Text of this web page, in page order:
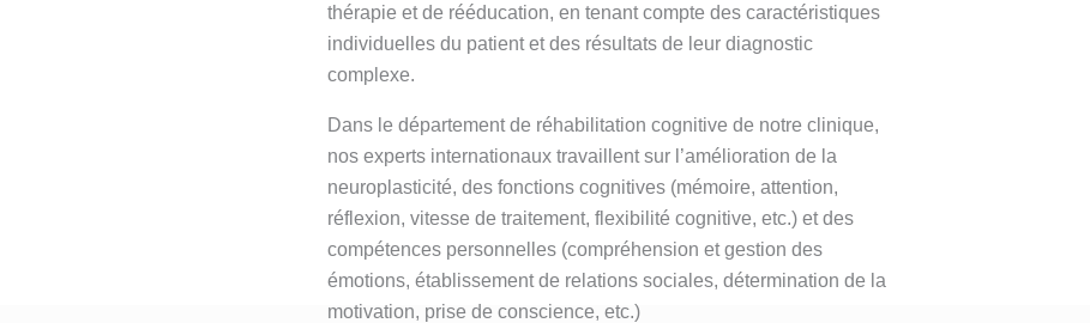
thérapie et de rééducation, en tenant compte des caractéristiques
individuelles du patient et des résultats de leur diagnostic
complexe.
Dans le département de réhabilitation cognitive de notre clinique,
nos experts internationaux travaillent sur l’amélioration de la
neuroplasticité, des fonctions cognitives (mémoire, attention,
réflexion, vitesse de traitement, flexibilité cognitive, etc.) et des
compétences personnelles (compréhension et gestion des
émotions, établissement de relations sociales, détermination de la
motivation, prise de conscience, etc.)